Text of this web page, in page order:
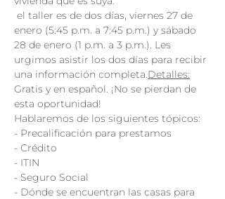
enero (5:45 p.m. a 7:45 p.m.) y sábado
28 de enero (1 p.m. a 3 p.m.). Les
urgimos asistir los dos días para recibir
una información completa. Detalles:
Gratis y en español. ¡No se pierdan de
esta oportunidad!
Hablaremos de los siguientes tópicos:
- Precalificación para prestamos
- Crédito
- ITIN
- Seguro Social
- Dónde se encuentran las casas para